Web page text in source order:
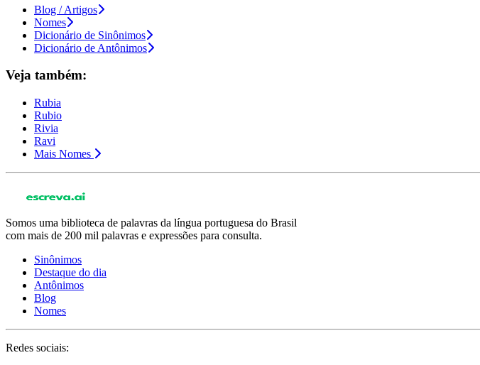
Blog / Artigos
Nomes
Dicionário de Sinônimos
Dicionário de Antônimos
Veja também:
Rubia
Rubio
Rivia
Ravi
Mais Nomes
Somos uma biblioteca de palavras da língua portuguesa do Brasil
com mais de 200 mil palavras e expressões para consulta.
Sinônimos
Destaque do dia
Antônimos
Blog
Nomes
Redes sociais: